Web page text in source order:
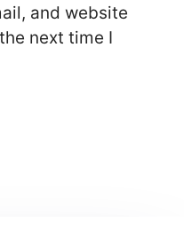
and website
next time I